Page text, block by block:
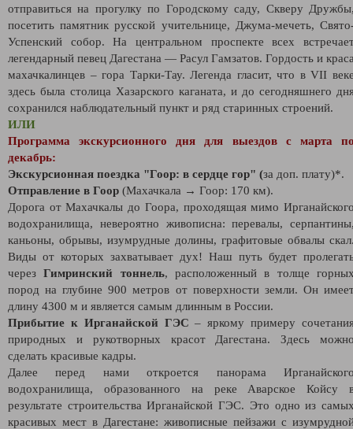
отправиться на прогулку по Городскому саду, Скверу
посетить памятник русской учительнице, Джума-мечеть,
Успенский собор. На центральном проспекте всех
легендарный певец Дагестана — Расул Гамзатов. Гордость и
махачкалинцев – гора Тарки-Тау. Легенда гласит, что в VII
здесь была столица Хазарского каганата, и до сегодняшнего
сохранился наблюдательный пункт и ряд старинных строений.
ИЛИ
Программа экскурсионного дня для выездов с марта
декабрь:
Экскурсионная поездка "Гоор: в сердце гор" (за доп. плату)*.
Отправление в Гоор (Махачкала → Гоор: 170 км).
Дорога от Махачкалы до Гоора, проходящая мимо
водохранилища, невероятно живописна: перевалы,
каньоны, обрывы, изумрудные долины, графитовые обвалы
Виды от которых захватывает дух! Наш путь будет
черезГимринский тоннель, расположенный в толще
пород на глубине 900 метров от поверхности земли. Он
длину 4300 м и является самым длинным в России.
Прибытие к Ирганайской ГЭС – яркому примеру
природных и рукотворных красот Дагестана. Здесь
сделать красивые кадры.
Далее перед нами откроется панорама
водохранилища, образованного на реке Аварское Койсу
результате строительства Ирганайской ГЭС. Это одно из
красивых мест в Дагестане: живописные пейзажи с